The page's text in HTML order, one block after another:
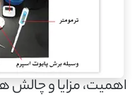
اهمیت، مزایا و